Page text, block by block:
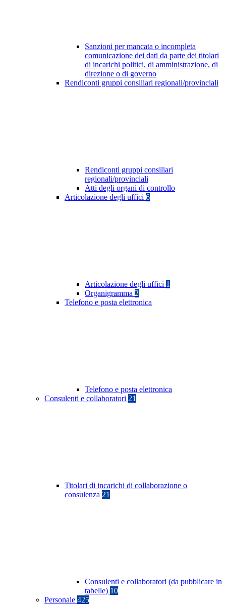
Sanzioni per mancata o incompleta
comunicazione dei dati da parte dei titolari
di incarichi politici, di amministrazione, di
direzione o di governo
Rendiconti gruppi consiliari regionali/provinciali
Rendiconti gruppi consiliari
regionali/provinciali
Atti degli organi di controllo
Articolazione degli uffici 6
Articolazione degli uffici 1
Organigramma 2
Telefono e posta elettronica
Telefono e posta elettronica
Consulenti e collaboratori 21
Titolari di incarichi di collaborazione o
consulenza 21
Consulenti e collaboratori (da pubblicare in
tabelle) 10
Personale 425